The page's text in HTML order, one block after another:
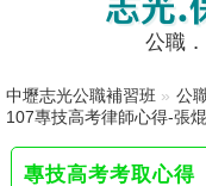
志光.
公職
中壢志光公職補習班 » 公
107專技高考律師心得-張
專技高考考取心得